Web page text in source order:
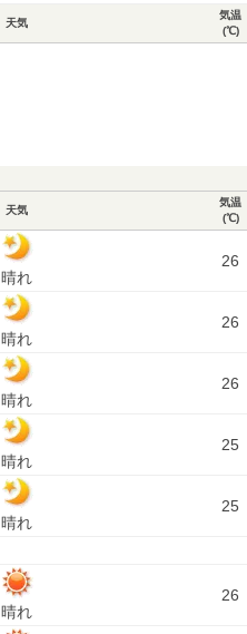
天気
気温
(℃)
天気
気温
(℃)
晴れ
26
晴れ
26
晴れ
26
晴れ
25
晴れ
25
晴れ
26